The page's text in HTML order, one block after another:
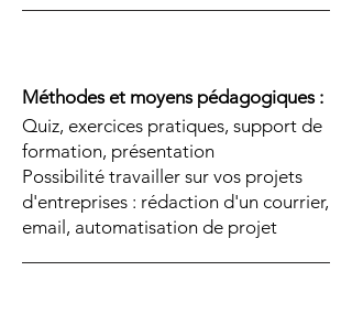
Méthodes et moyens pédagogiques :
Quiz, exercices pratiques, support de
formation, présentation
Possibilité travailler sur vos projets
d'entreprises : rédaction d'un courrier,
email, automatisation de projet